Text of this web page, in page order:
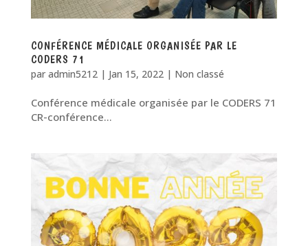
CONFÉRENCE MÉDICALE ORGANISÉE PAR LE
CODERS 71
par admin5212| Jan 15, 2022| Non classé
Conférence médicale organisée par le CODERS 71
CR-conférence...